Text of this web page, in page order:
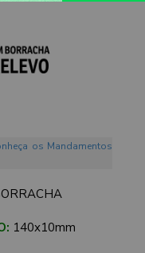
os Mandamentos
140x10mm